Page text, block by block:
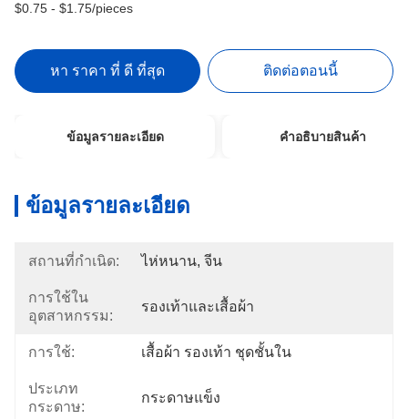
$0.75 - $1.75/pieces
หา ราคา ที่ ดี ที่สุด ติดต่อตอนนี้
ข้อมูลรายละเอียด คําอธิบายสินค้า
ข้อมูลรายละเอียด
สถานที่กำเนิด: ไห่หนาน, จีน
การใช้ใน
อุตสาหกรรม:
รองเท้าและเสื้อผ้า
การใช้: เสื้อผ้า รองเท้า ชุดชั้นใน
ประเภท
กระดาษ:
กระดาษแข็ง